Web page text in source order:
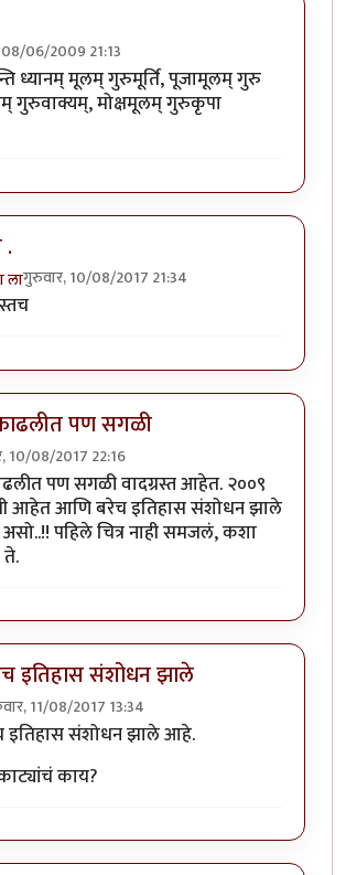
08/06/2009 21:13
ध्यानम् मूलम् गुरुमूर्ति, पूजामूलम् गुरु
गुरुवाक्यम्, मोक्षमूलम् गुरुकृपा
.
लागुरुवार, 10/08/2017 21:34
पण सगळी
10/08/2017 22:16
पण सगळी वादग्रस्त आहेत. २००९
आहेत आणि बरेच इतिहास संशोधन झाले
पहिले चित्र नाही समजलं, कशा
इतिहास संशोधन झाले
11/08/2017 13:34
चित्र छान काढलीत पण सगळी
संशोधन झाले आहे.
काय?